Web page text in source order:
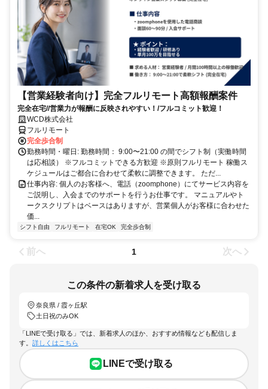
【営業経験者向け】完全フルリモート高額報酬案件
完全在宅//営業力が報酬に反映されやすい！/フルコミット歓迎！
WCD株式会社
フルリモート
完全歩合制
勤務時間・曜日: 勤務時間： 9:00〜21:00 の間でシフト制（実働時間
は応相談） ※フルコミットできる方歓迎 ※原則フルリモート 稼働ス
ケジュールはご都合に合わせて柔軟に調整できます。 ただ...
仕事内容: 個人のお客様へ、電話（zoomphone）にてサービス内容を
ご説明し、入会までのサポートを行うお仕事です。 マニュアルやト
ークスクリプトはベースはありますが、営業個人がお客様に合わせた
価...
シフト自由 フルリモート 在宅OK 完全歩合制
前へ 1 次へ
この条件の新着求人を受け取る
奈良県 / 霞ヶ丘駅
土日祝のみOK
「LINEで受け取る」では、新着求人のほか、おすすめ情報なども配信しま
す。 詳しくはこちら
LINEで受け取る